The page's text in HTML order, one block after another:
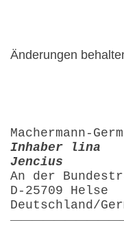
Änderungen
Machermann-
Inhaber lina
Jencius
An der
D-25709 Helse
Deutschland/